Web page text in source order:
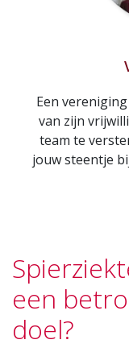
Een
van zijn
team te
jouw steentje
een
doel?